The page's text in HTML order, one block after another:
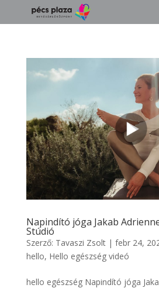
Napindító jóga Jakab
Stúdió
Szerző: Tavaszi Zsolt| febr 24,
hello, Hello egészség videó
hello egészség Napindító jóga